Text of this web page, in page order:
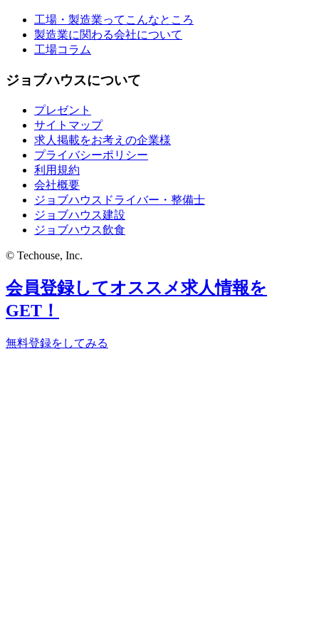
工場・製造業ってこんなところ
製造業に関わる会社について
工場コラム
ジョブハウスについて
プレゼント
サイトマップ
求人掲載をお考えの企業様
プライバシーポリシー
利用規約
会社概要
ジョブハウスドライバー・整備士
ジョブハウス建設
ジョブハウス飲食
© Techouse, Inc.
会員登録してオススメ求人情報を
GET！
無料登録をしてみる